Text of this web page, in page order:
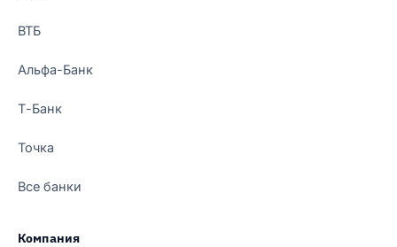
ВТБ
Альфа-Банк
Т-Банк
Точка
Все банки
Компания